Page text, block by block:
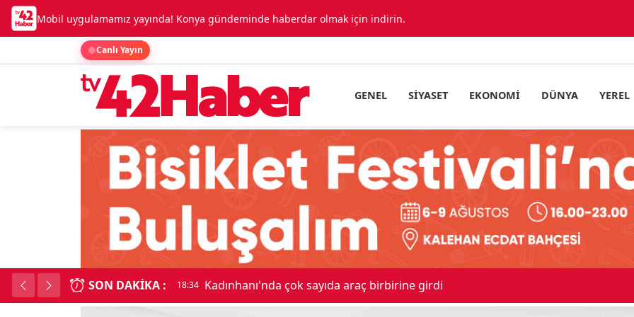
Mobil uygulamamız yayında! Konya gündeminde haberdar olmak için indirin.
Canlı Yayın
GENEL SIYASET EKONOMI DÜNYA YEREL
SON DAKIKA : 18:34 Kadınhanı'nda çok sayıda araç birbirine girdi